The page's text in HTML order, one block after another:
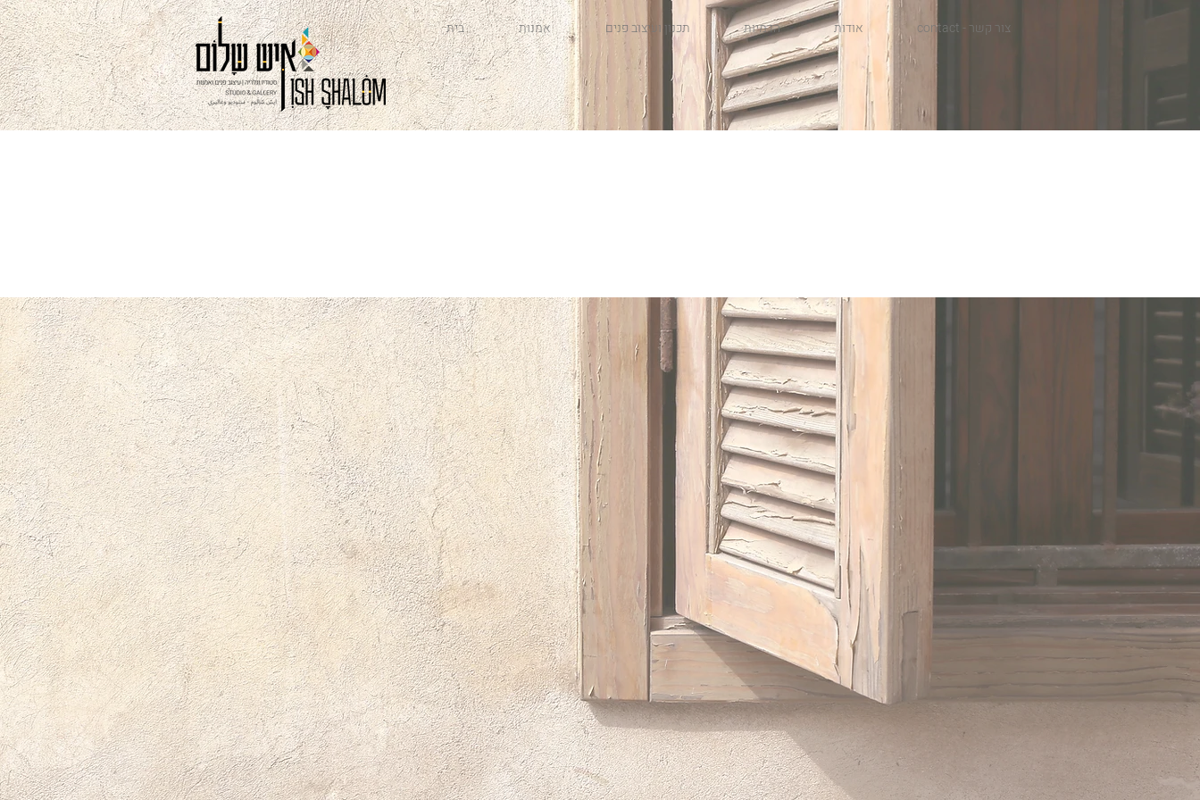
בית אמנות תכנון ועיצוב פנים הדמיות אודות contact - צור קשר